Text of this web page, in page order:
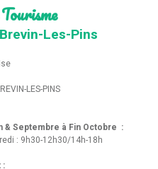
Les-Pins
LES-PINS
& Septembre à Fin Octobre :
: 9h30-12h30/14h-18h
: